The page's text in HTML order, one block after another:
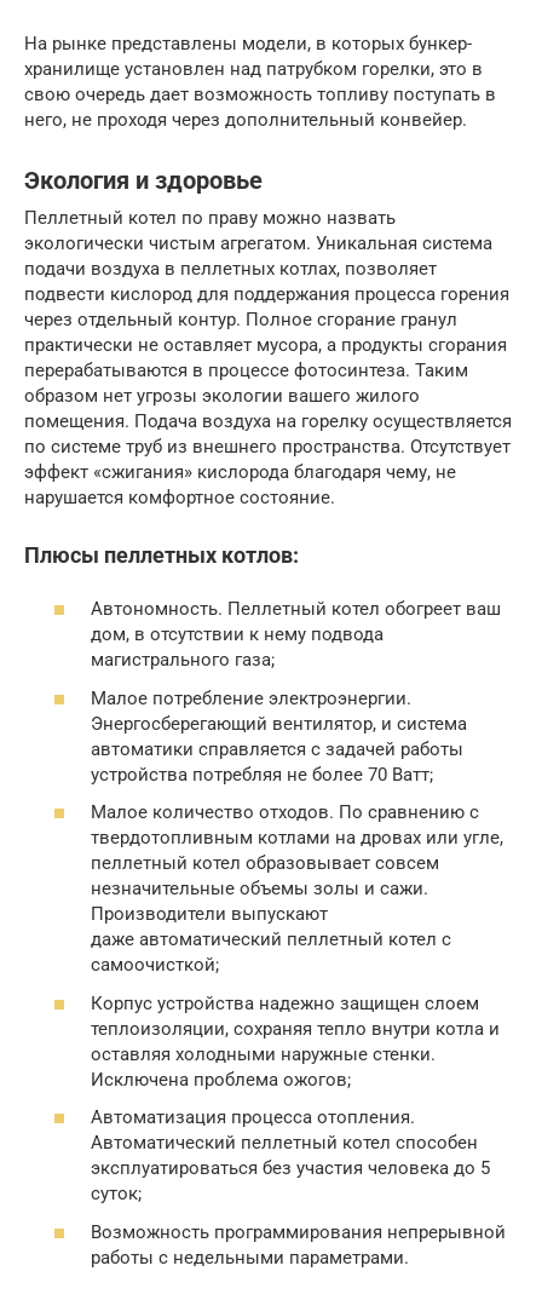
На рынке представлены модели, в которых бункер-
хранилище установлен над патрубком горелки, это в
свою очередь дает возможность топливу поступать в
него, не проходя через дополнительный конвейер.
Экология и здоровье
Пеллетный котел по праву можно назвать
экологически чистым агрегатом. Уникальная система
подачи воздуха в пеллетных котлах, позволяет
подвести кислород для поддержания процесса горения
через отдельный контур. Полное сгорание гранул
практически не оставляет мусора, а продукты сгорания
перерабатываются в процессе фотосинтеза. Таким
образом нет угрозы экологии вашего жилого
помещения. Подача воздуха на горелку осуществляется
по системе труб из внешнего пространства. Отсутствует
эффект «сжигания» кислорода благодаря чему, не
нарушается комфортное состояние.
Плюсы пеллетных котлов:
Автономность. Пеллетный котел обогреет ваш
дом, в отсутствии к нему подвода
магистрального газа;
Малое потребление электроэнергии.
Энергосберегающий вентилятор, и система
автоматики справляется с задачей работы
устройства потребляя не более 70 Ватт;
Малое количество отходов. По сравнению с
твердотопливным котлами на дровах или угле,
пеллетный котел образовывает совсем
незначительные объемы золы и сажи.
Производители выпускают
даже автоматический пеллетный котел с
самоочисткой;
Корпус устройства надежно защищен слоем
теплоизоляции, сохраняя тепло внутри котла и
оставляя холодными наружные стенки.
Исключена проблема ожогов;
Автоматизация процесса отопления.
Автоматический пеллетный котел способен
эксплуатироваться без участия человека до 5
суток;
Возможность программирования непрерывной
работы с недельными параметрами.